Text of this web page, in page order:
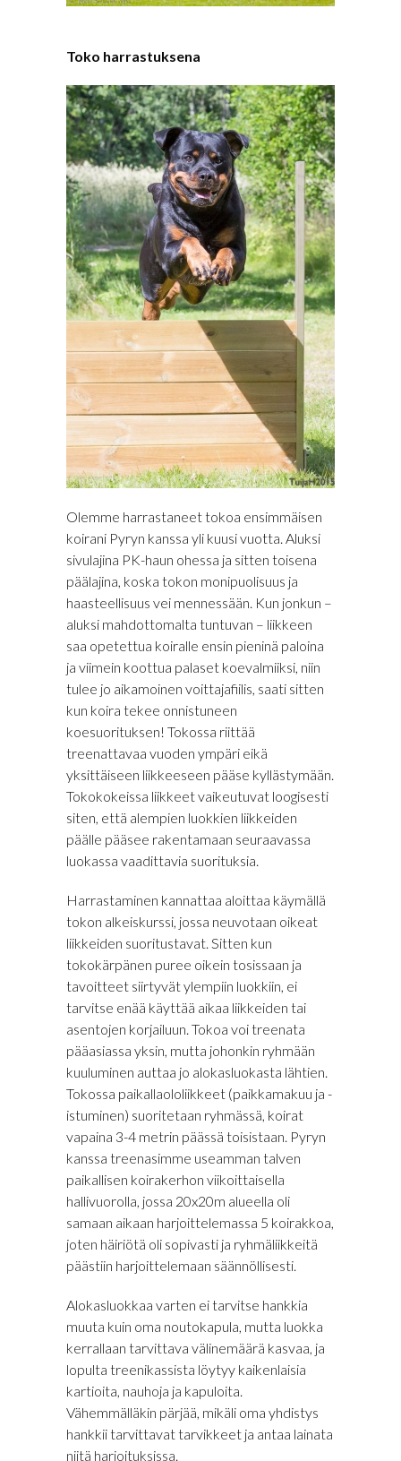
Toko harrastuksena
Olemme harrastaneet tokoa ensimmäisen
koirani Pyryn kanssa yli kuusi vuotta. Aluksi
sivulajina PK-haun ohessa ja sitten toisena
päälajina, koska tokon monipuolisuus ja
haasteellisuus vei mennessään. Kun jonkun –
aluksi mahdottomalta tuntuvan – liikkeen
saa opetettua koiralle ensin pieninä paloina
ja viimein koottua palaset koevalmiiksi, niin
tulee jo aikamoinen voittajafiilis, saati sitten
kun koira tekee onnistuneen
koesuorituksen! Tokossa riittää
treenattavaa vuoden ympäri eikä
yksittäiseen liikkeeseen pääse kyllästymään.
Tokokokeissa liikkeet vaikeutuvat loogisesti
siten, että alempien luokkien liikkeiden
päälle pääsee rakentamaan seuraavassa
luokassa vaadittavia suorituksia.
Harrastaminen kannattaa aloittaa käymällä
tokon alkeiskurssi, jossa neuvotaan oikeat
liikkeiden suoritustavat. Sitten kun
tokokärpänen puree oikein tosissaan ja
tavoitteet siirtyvät ylempiin luokkiin, ei
tarvitse enää käyttää aikaa liikkeiden tai
asentojen korjailuun. Tokoa voi treenata
pääasiassa yksin, mutta johonkin ryhmään
kuuluminen auttaa jo alokasluokasta lähtien.
Tokossa paikallaololiikkeet (paikkamakuu ja -
istuminen) suoritetaan ryhmässä, koirat
vapaina 3-4 metrin päässä toisistaan. Pyryn
kanssa treenasimme useamman talven
paikallisen koirakerhon viikoittaisella
hallivuorolla, jossa 20x20m alueella oli
samaan aikaan harjoittelemassa 5 koirakkoa,
joten häiriötä oli sopivasti ja ryhmäliikkeitä
päästiin harjoittelemaan säännöllisesti.
Alokasluokkaa varten ei tarvitse hankkia
muuta kuin oma noutokapula, mutta luokka
kerrallaan tarvittava välinemäärä kasvaa, ja
lopulta treenikassista löytyy kaikenlaisia
kartioita, nauhoja ja kapuloita.
Vähemmälläkin pärjää, mikäli oma yhdistys
hankkii tarvittavat tarvikkeet ja antaa lainata
niitä harjoituksissa.